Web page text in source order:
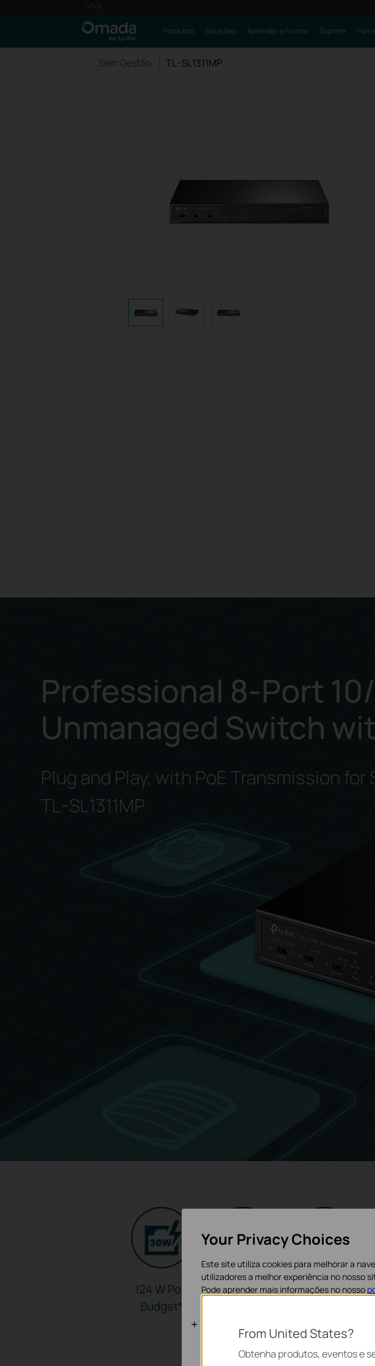
Produtos Soluções Aprender e Formar Suporte
Sem Gestão TL-SL1311MP
Professional 8-Port
Unmanaged Switch
Plug and Play, with PoE Transmission
TL-SL1311MP
124 W PoE
Budget*
Plug and
Transmission
From United States?
Obtenha produtos, eventos e
Your Privacy Choices
Este site utiliza cookies para melhorar a
utilizadores a melhor experiência no nosso
Pode aprender mais informações no nosso
sistemas.